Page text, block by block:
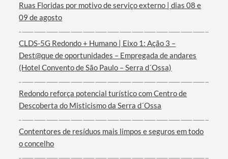
Termo de Pesquisa
Ruas Floridas por motivo de serviço externo | dias 08 e
09 de agosto
CLDS-5G Redondo + Humano | Eixo 1: Ação 3 –
Dest@que de oportunidades – Empregada de andares
(Hotel Convento de São Paulo – Serra d´Ossa)
Redondo reforça potencial turístico com Centro de
Descoberta do Misticismo da Serra d´Ossa
Contentores de resíduos mais limpos e seguros em todo
o concelho